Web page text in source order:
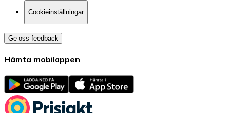
Cookieinställningar
Ge oss feedback
Hämta mobilappen